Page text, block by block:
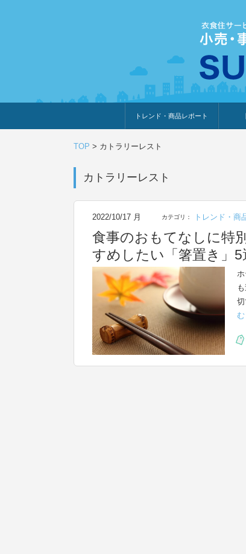
トレンド・商品レポート
トレンド・特集
人気ランキング
出展企業のおすすめ
商品体験・レビュー
暮らしの提案
TOP > カトラリーレスト
カトラリーレスト
2022/10/17 月 カテゴリ： トレンド・商
食事のおもてなしに特
すめしたい「箸置き」5
む